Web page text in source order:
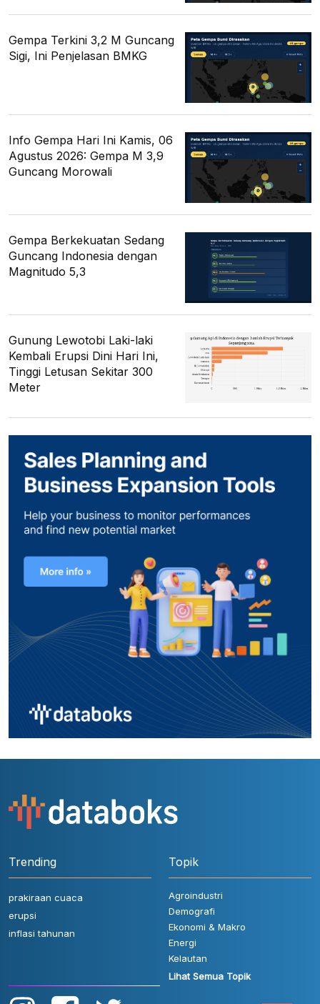
Gempa Terkini 3,2 M Guncang
Sigi, Ini Penjelasan BMKG
Info Gempa Hari Ini Kamis, 06
Agustus 2026: Gempa M 3,9
Guncang Morowali
Gempa Berkekuatan Sedang
Guncang Indonesia dengan
Magnitudo 5,3
Gunung Lewotobi Laki-laki
Kembali Erupsi Dini Hari Ini,
Tinggi Letusan Sekitar 300
Meter
Trending
prakiraan cuaca
erupsi
inflasi tahunan
Topik
Agroindustri
Demografi
Ekonomi & Makro
Energi
Kelautan
Lihat Semua Topik